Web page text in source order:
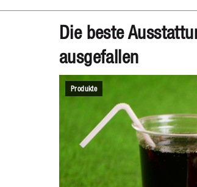
Die beste
ausgefallen
Produkte